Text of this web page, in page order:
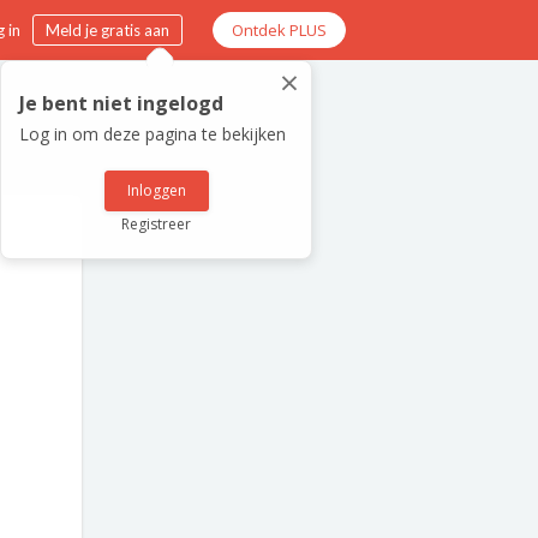
in Meld je gratis aan Ontdek PLUS
×
Je bent niet ingelogd
Log in om deze pagina te bekijken
Inloggen
Registreer